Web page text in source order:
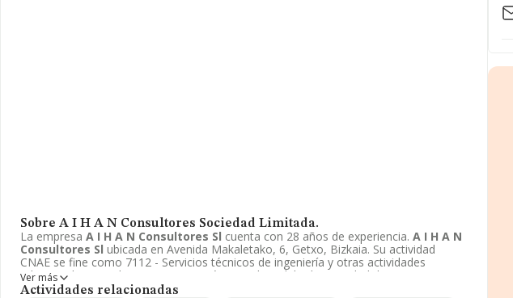
Sobre A I H A N Consultores Sociedad Limitada.
La empresa A I H A N Consultores Sl cuenta con 28 años de experiencia. A I H A N
Consultores Sl ubicada en Avenida Makaletako, 6, Getxo, Bizkaia. Su actividad
CNAE se fine como 7112 - Servicios técnicos de ingeniería y otras actividades
relacionadas con el asesoramiento técnico. El modelo de sociedad de
Consultores Sles Sociedad limitada.
Ver más
Actividades relacionadas